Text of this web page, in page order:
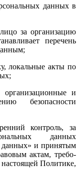
данных в
за организацию
перечень
акты по
и
безопасности
контроль, за
данных
данных» и принятым
актам, требо­
Политике,